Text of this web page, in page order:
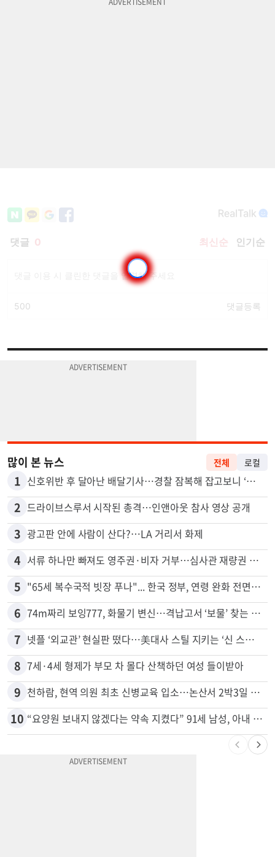
많이 본 뉴스 전체 로컬
1 신호위반 후 달아난 배달기사…경찰 잠복해 잡고보니 ‘반전’
2 드라이브스루서 시작된 총격…인앤아웃 참사 영상 공개
3 광고판 안에 사람이 산다?…LA 거리서 화제
4 서류 하나만 빠져도 영주권·비자 거부…심사관 재량권 대폭 확대
5 "65세 복수국적 빗장 푸나"... 한국 정부, 연령 완화 전면 추진
6 74m짜리 보잉777, 화물기 변신…격납고서 ‘보물’ 찾는 인천공항
7 넷플 ‘외교관’ 현실판 떴다…美대사 스틸 지키는 ‘신 스틸러’
8 7세·4세 형제가 부모 차 몰다 산책하던 여성 들이받아
9 천하람, 현역 의원 최초 신병교육 입소…논산서 2박3일 생활
10 “요양원 보내지 않겠다는 약속 지켰다” 91세 남성, 아내 살해 혐의